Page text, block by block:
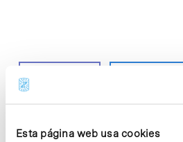
Esta página web usa cookies